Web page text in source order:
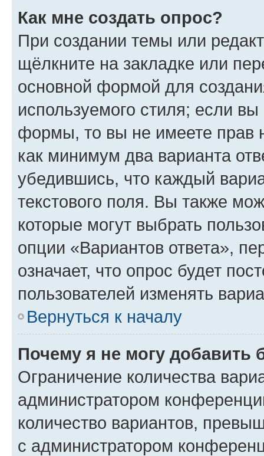
Как мне создать опрос?
При создании темы или
щёлкните на закладке или
основной формой для
используемого стиля; если
формы, то вы не имеете прав
как минимум два варианта
убедившись, что каждый
текстового поля. Вы также
которые могут выбрать
опции «Вариантов ответа»,
означает, что опрос будет
пользователей изменять
Вернуться к началу
Почему я не могу добавить
Ограничение количества
администратором
количество вариантов,
с администратором